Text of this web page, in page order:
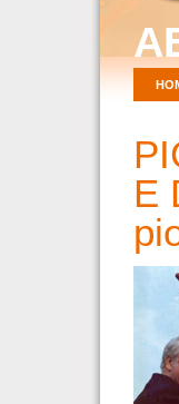
E